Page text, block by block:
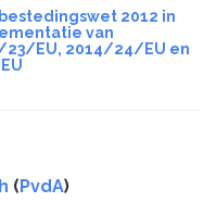
2012 in
van
EU, 2014/24/EU en
(PvdA)